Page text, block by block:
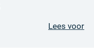
Lees voor